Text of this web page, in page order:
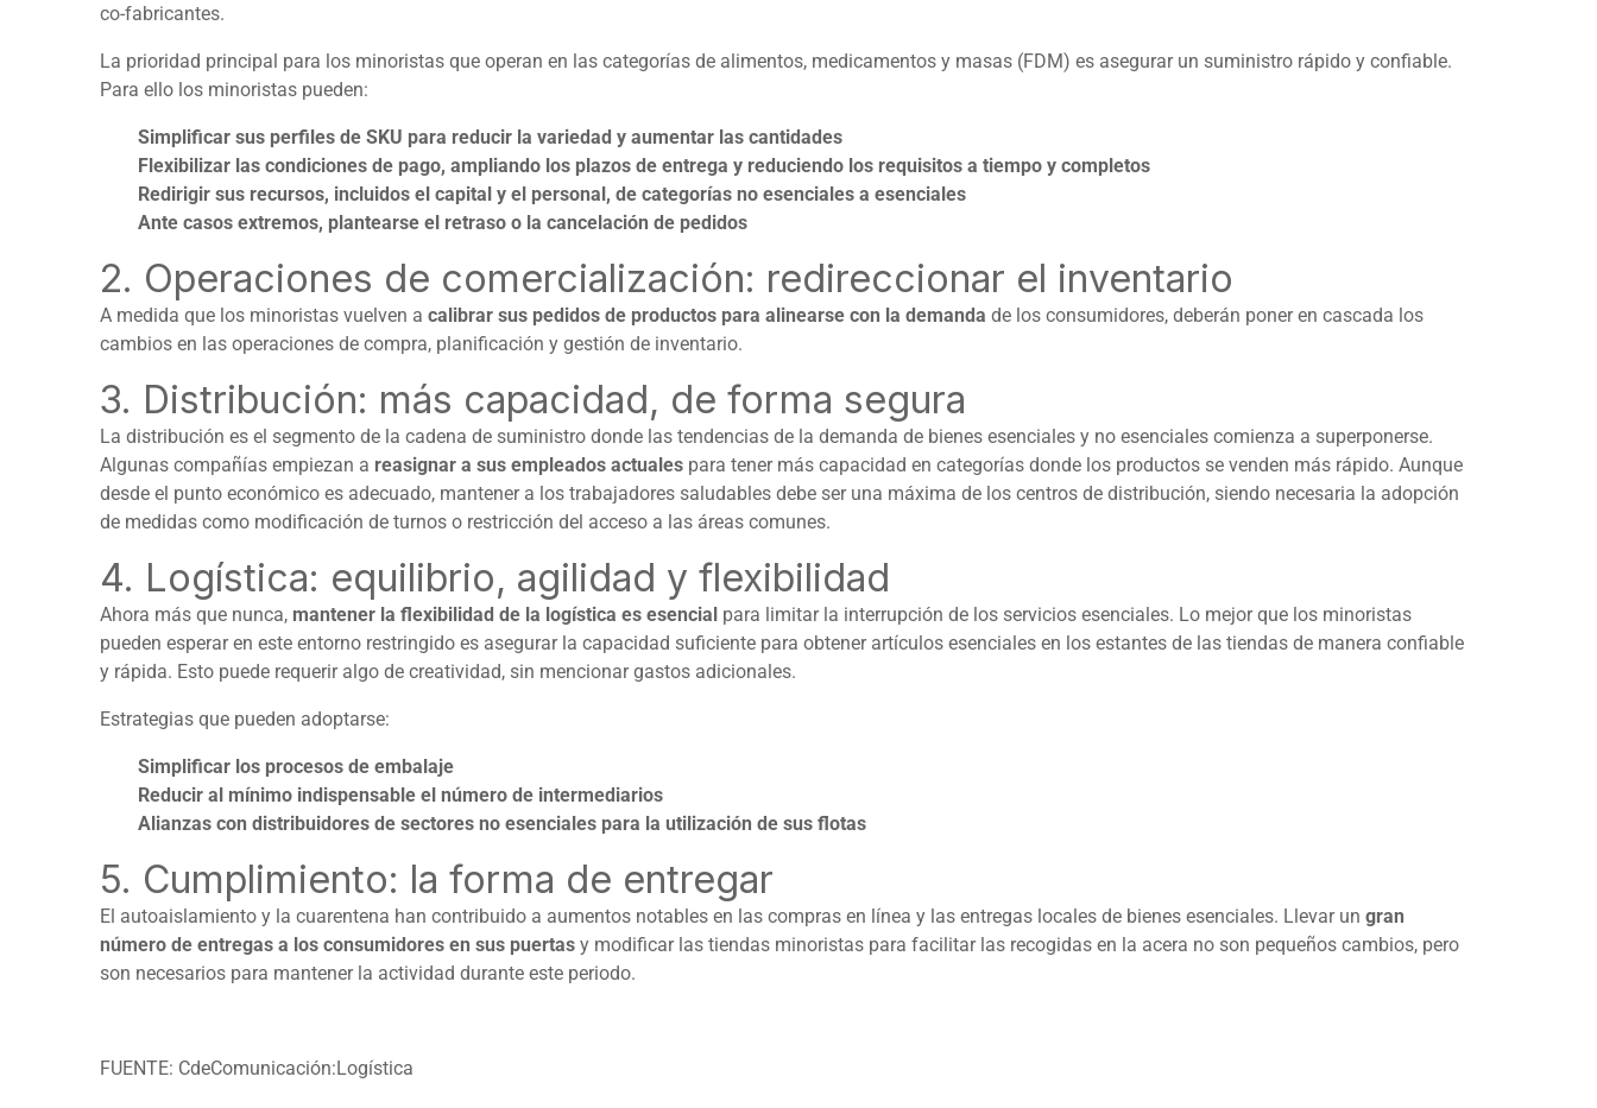
co-fabricantes.
La prioridad principal para los minoristas que operan en las categorías de alimentos, medicamentos y masas (FDM) es asegurar un suministro rápido y confiable.
Para ello los minoristas pueden:
Simplificar sus perfiles de SKU para reducir la variedad y aumentar las cantidades
Flexibilizar las condiciones de pago, ampliando los plazos de entrega y reduciendo los requisitos a tiempo y completos
Redirigir sus recursos, incluidos el capital y el personal, de categorías no esenciales a esenciales
Ante casos extremos, plantearse el retraso o la cancelación de pedidos
2. Operaciones de comercialización: redireccionar el inventario
A medida que los minoristas vuelven a calibrar sus pedidos de productos para alinearse con la demanda de los consumidores, deberán poner en cascada los
cambios en las operaciones de compra, planificación y gestión de inventario.
3. Distribución: más capacidad, de forma segura
La distribución es el segmento de la cadena de suministro donde las tendencias de la demanda de bienes esenciales y no esenciales comienza a superponerse.
Algunas compañías empiezan a reasignar a sus empleados actuales para tener más capacidad en categorías donde los productos se venden más rápido. Aunque
desde el punto económico es adecuado, mantener a los trabajadores saludables debe ser una máxima de los centros de distribución, siendo necesaria la adopción
de medidas como modificación de turnos o restricción del acceso a las áreas comunes.
4. Logística: equilibrio, agilidad y flexibilidad
Ahora más que nunca, mantener la flexibilidad de la logística es esencial para limitar la interrupción de los servicios esenciales. Lo mejor que los minoristas
pueden esperar en este entorno restringido es asegurar la capacidad suficiente para obtener artículos esenciales en los estantes de las tiendas de manera confiable
y rápida. Esto puede requerir algo de creatividad, sin mencionar gastos adicionales.
Estrategias que pueden adoptarse:
Simplificar los procesos de embalaje
Reducir al mínimo indispensable el número de intermediarios
Alianzas con distribuidores de sectores no esenciales para la utilización de sus flotas
5. Cumplimiento: la forma de entregar
El autoaislamiento y la cuarentena han contribuido a aumentos notables en las compras en línea y las entregas locales de bienes esenciales. Llevar un gran
número de entregas a los consumidores en sus puertas y modificar las tiendas minoristas para facilitar las recogidas en la acera no son pequeños cambios, pero
son necesarios para mantener la actividad durante este periodo.
FUENTE: CdeComunicación:Logística